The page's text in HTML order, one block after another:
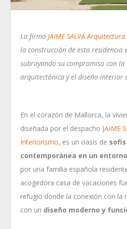
La firma JAIME SALVÁ
la construcción de esta residencia
subrayando su compromiso con la
arquitectónica y el diseño interior
En el corazón de Mallorca, la
diseñada por el despacho JAIME
Interiorismo, es un oasis de
contemporánea en un
por una familia española
acogedora casa de vacaciones
refugio donde la conexión con la
con un diseño moderno y